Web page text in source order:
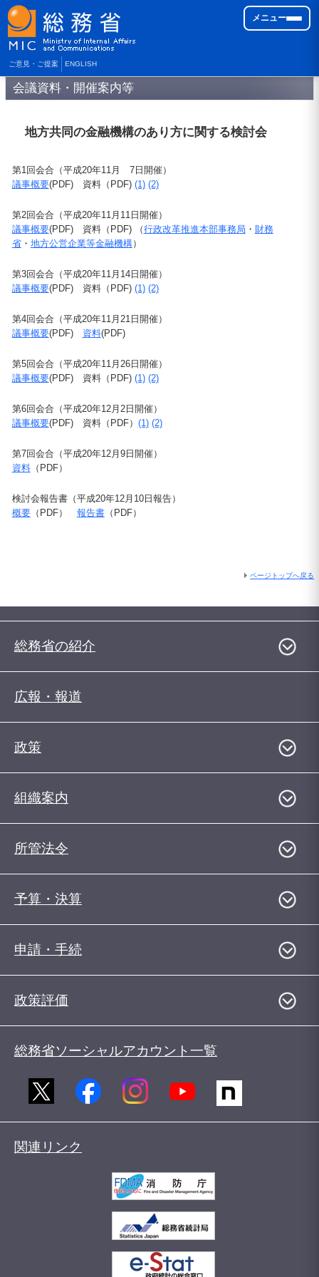
ご意見・ご提案 ENGLISH
メニュー
会議資料・開催案内等
地方共同の金融機構のあり方に関する検討会
第1回会合（平成20年11月 7日開催）
議事概要(PDF) 資料（PDF) (1) (2)
第2回会合（平成20年11月 11日開催）
議事概要(PDF) 資料（PDF) （行政改革推進本部事務局 ・ 財務
省・ 地方公営企業等金融機構）
第3回会合（平成20年11月 14日開催）
議事概要(PDF) 資料（PDF) (1) (2)
第4回会合（平成20年11月 21日開催）
議事概要(PDF) 資料(PDF)
第5回会合（平成20年11月 26日開催）
議事概要(PDF) 資料（PDF) (1) (2)
第6回会合（平成20年12月2日開催）
議事概要(PDF) 資料（PDF） (1) (2)
第7回会合（平成20年12月9日開催）
資料（PDF）
検討会報告書（平成20年12月 10日報告）
概要（PDF） 報告書（PDF）
ページトップへ戻る
総務省の紹介
広報・報道
政策
組織案内
所管法令
予算・決算
申請・手続
政策評価
総務省ソーシャルアカウント一覧
関連リンク